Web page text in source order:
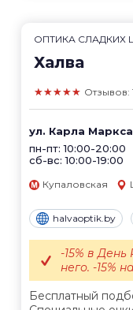
ОПТИКА СЛАДКИХ
Халва
★★★★★ Отзывов:
ул. Карла
пн-пт: 10:00-20:00
сб-вс: 10:00-19:00
Купаловская
halvaoptik.by
Бесплатный
-15% в
него. -15%